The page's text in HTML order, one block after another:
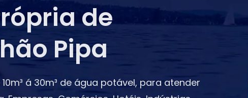
de
Pipa
á 30m³ de água potável, para atender